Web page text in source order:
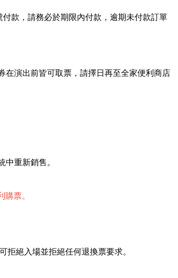
款，請務必於期限內付款，逾期未付款訂單
在演出前皆可取票，請擇日再至全家便利商店
重新銷售。
票。
絕入場並拒絕任何退換票要求。